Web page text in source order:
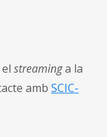
streaminga la
amb SCIC-